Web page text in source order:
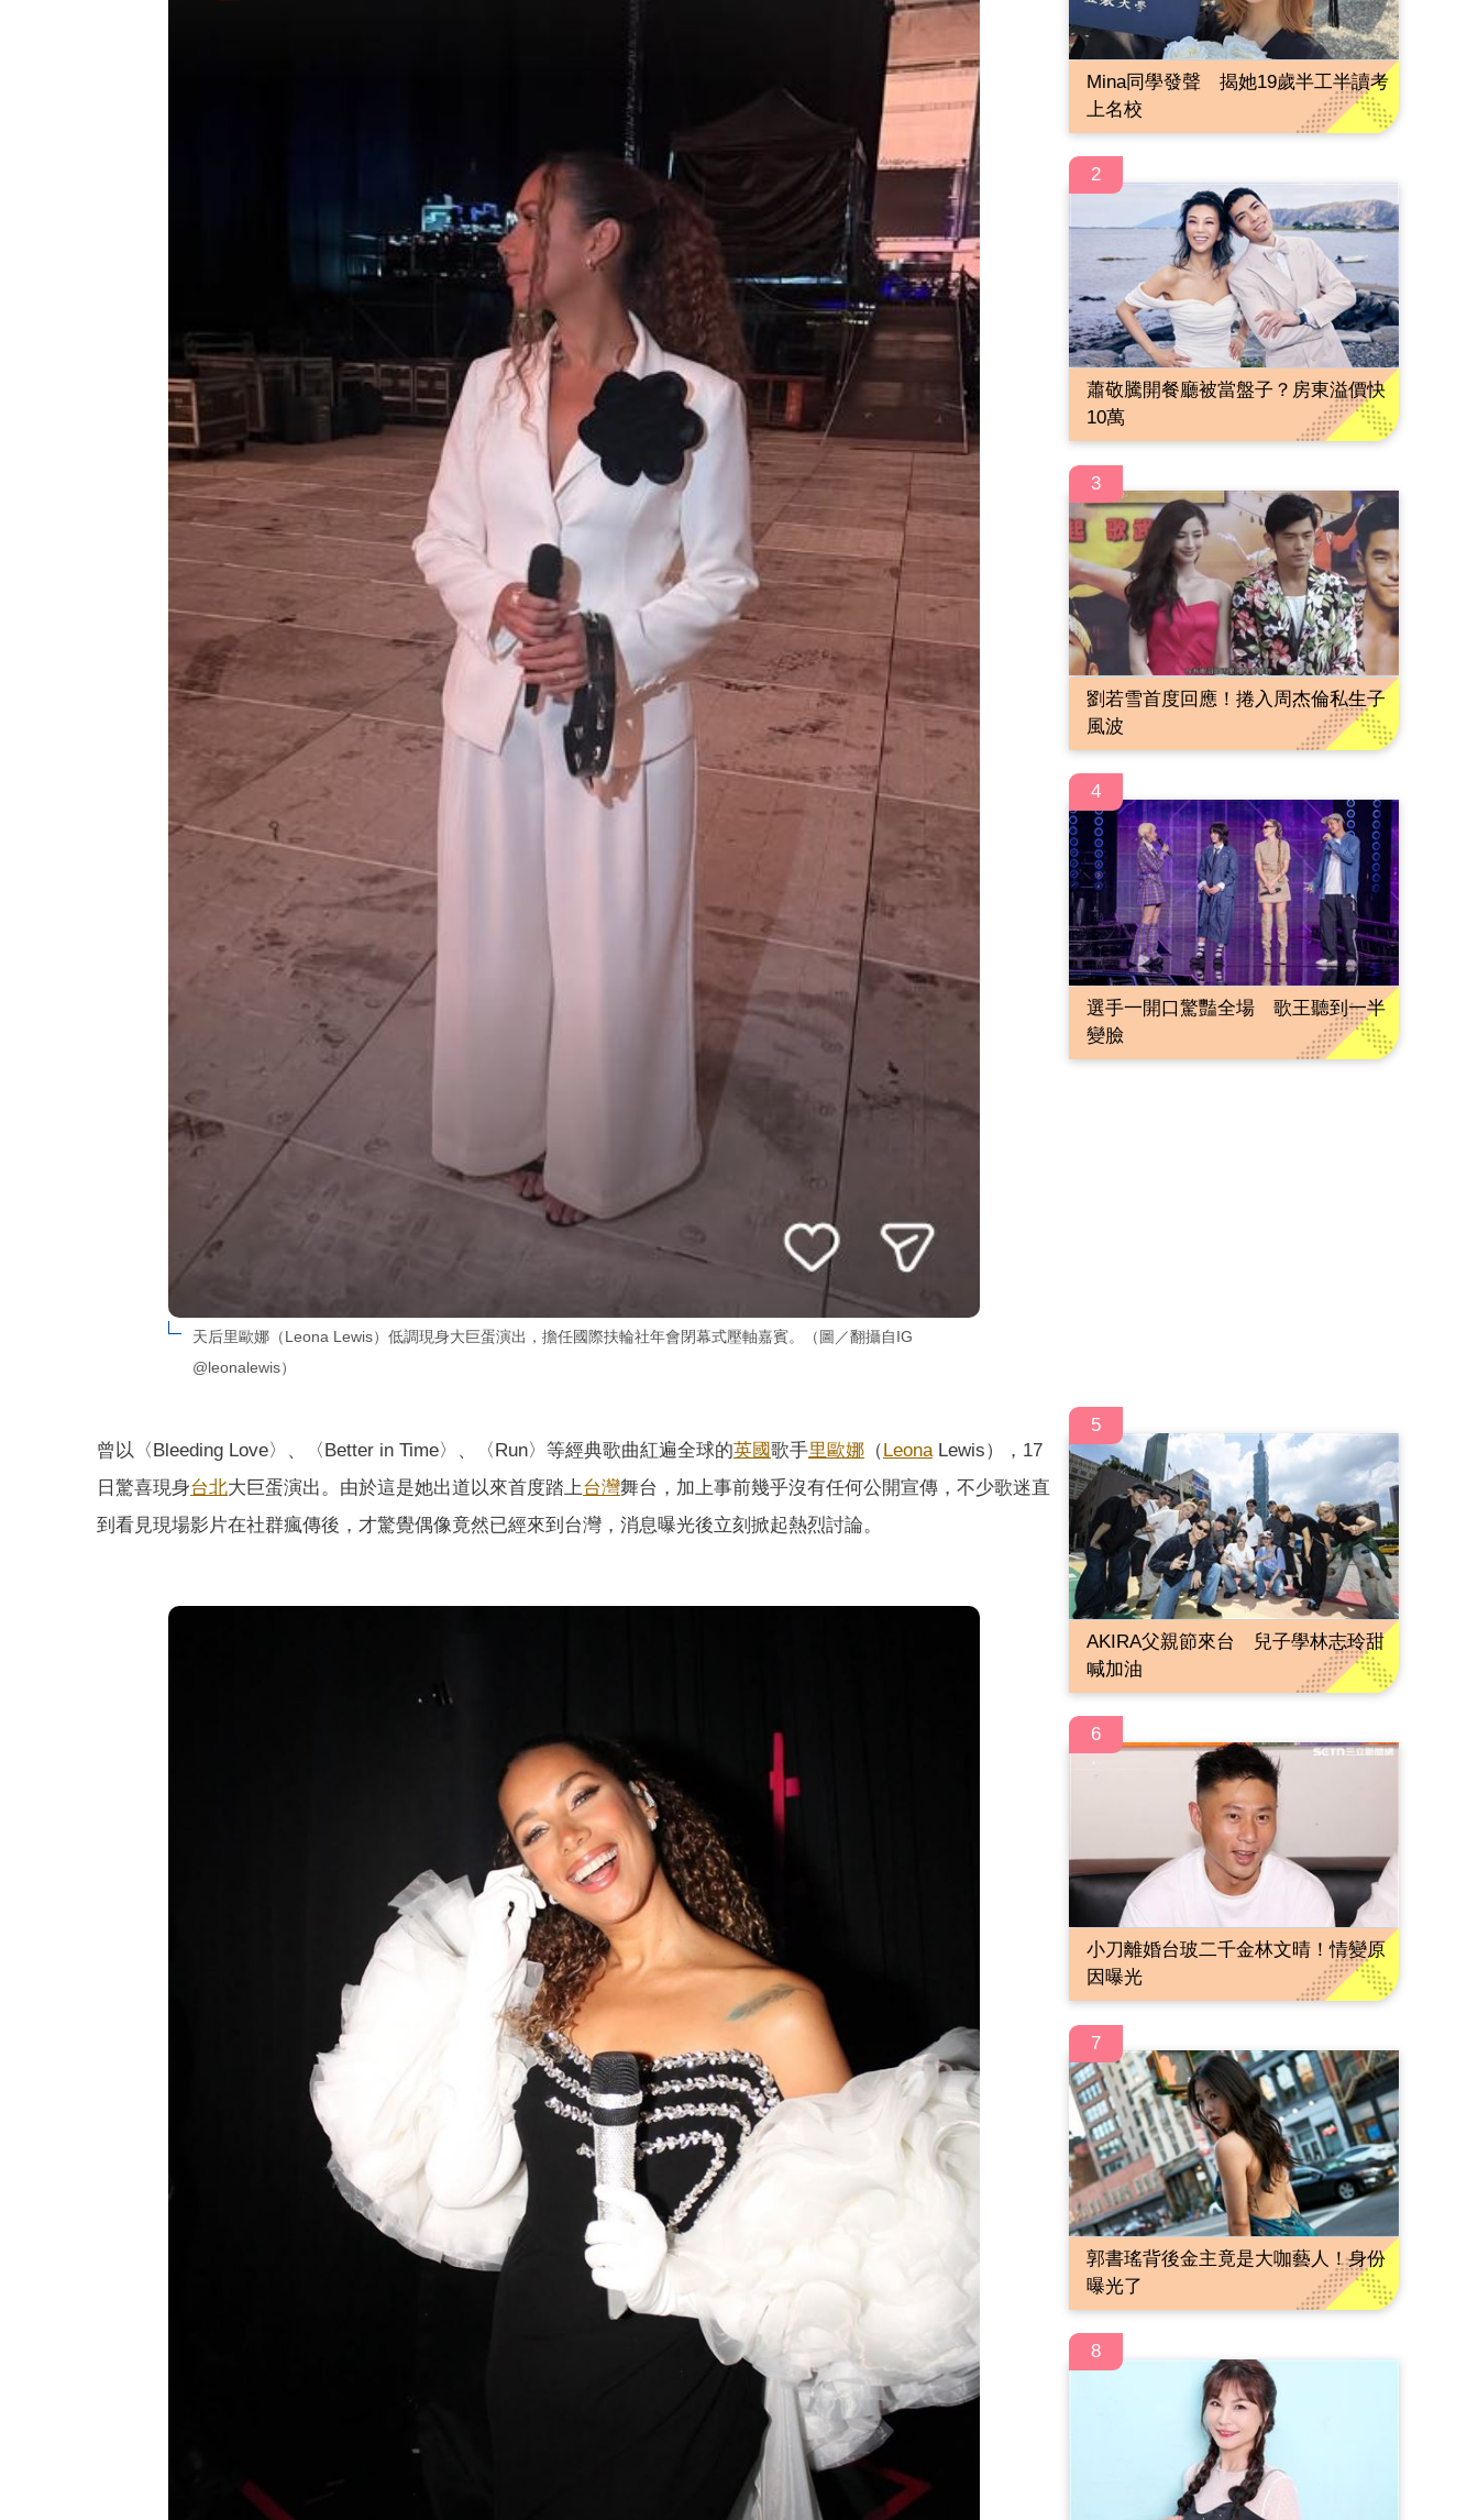
天后里歐娜（Leona Lewis）低調現身大巨蛋演出，擔任國際扶輪社年會閉幕式壓軸嘉賓。（圖／翻攝自IG
@leonalewis）
曾以〈Bleeding Love〉、〈Better in Time〉、〈Run〉等經典歌曲紅遍全球的英國歌手里歐娜 （ LeonaLewis），17
日驚喜現身台北大巨蛋演出。由於這是她出道以來首度踏上台灣舞台，加上事前幾乎沒有任何公開宣傳，不少歌迷直
到看見現場影片在社群瘋傳後，才驚覺偶像竟然已經來到台灣，消息曝光後立刻掀起熱烈討論。
Mina同學發聲 揭她19歲半工半讀考
上名校
2
蕭敬騰開餐廳被當盤子？房東溢價快
10萬
3
劉若雪首度回應！捲入周杰倫私生子
風波
4
選手一開口驚豔全場 歌王聽到一半
變臉
5
AKIRA父親節來台 兒子學林志玲甜
喊加油
6
小刀離婚台玻二千金林文晴！情變原
因曝光
7
郭書瑤背後金主竟是大咖藝人！身份
曝光了
8